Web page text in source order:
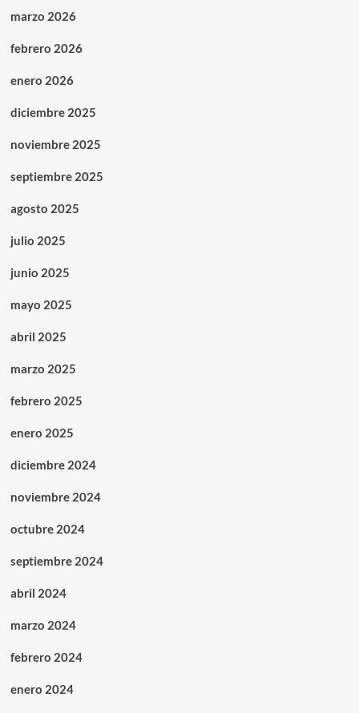
marzo 2026
febrero 2026
enero 2026
diciembre 2025
noviembre 2025
septiembre 2025
agosto 2025
julio 2025
junio 2025
mayo 2025
abril 2025
marzo 2025
febrero 2025
enero 2025
diciembre 2024
noviembre 2024
octubre 2024
septiembre 2024
abril 2024
marzo 2024
febrero 2024
enero 2024